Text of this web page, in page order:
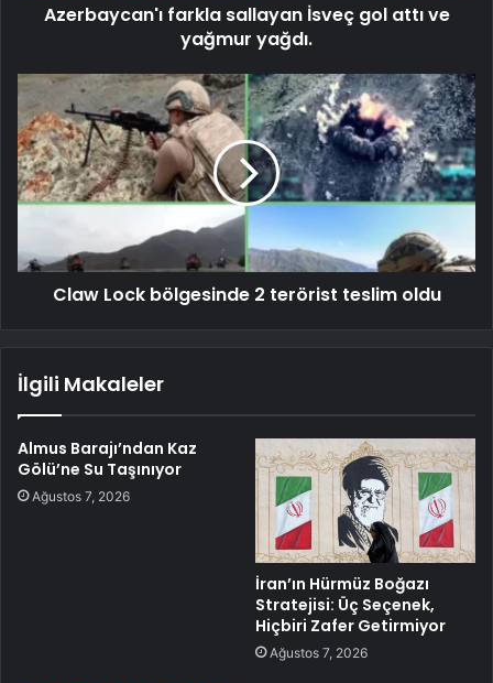
Azerbaycan'ı farkla sallayan İsveç gol attı ve
yağmur yağdı.
Claw Lock bölgesinde 2 terörist teslim oldu
İlgili Makaleler
Almus Barajı’ndan Kaz
Gölü’ne Su Taşınıyor
Ağustos 7, 2026
İran’ın Hürmüz Boğazı
Stratejisi: Üç Seçenek,
Hiçbiri Zafer Getirmiyor
Ağustos 7, 2026